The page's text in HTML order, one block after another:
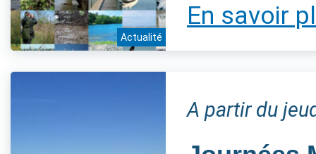
Actualité
En savoir
A partir du